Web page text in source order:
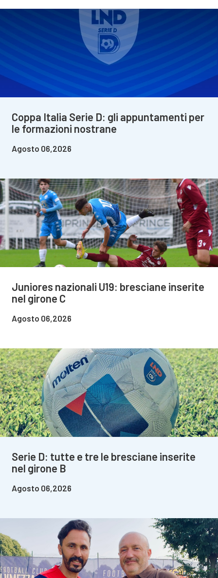
Coppa Italia Serie D: gli appuntamenti per
le formazioni nostrane
Agosto 06,2026
Juniores nazionali U19: bresciane inserite
nel girone C
Agosto 06,2026
Serie D: tutte e tre le bresciane inserite
nel girone B
Agosto 06,2026